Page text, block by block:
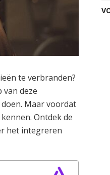
te verbranden?
deze
Maar voordat
Ontdek de
het integreren